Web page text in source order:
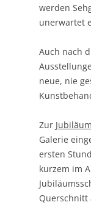
werden
unerwartet
Auch nach
neue, nie
Zur
Galerie
ersten
kurzem im
Querschnitt